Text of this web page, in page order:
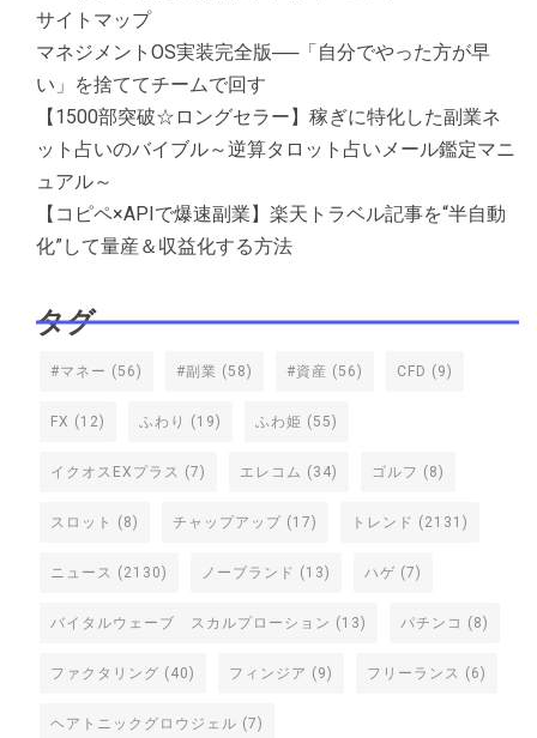
サイトマップ
マネジメントOS実装完全版──「自分でやった方が早
い」を捨ててチームで回す
【1500部突破☆ロングセラー】稼ぎに特化した副業ネ
ット占いのバイブル～逆算タロット占いメール鑑定マニ
ュアル～
【コピペ×APIで爆速副業】楽天トラベル記事を“半自動
化”して量産＆収益化する方法
タグ
#マネー (56) #副業 (58) #資産 (56) CFD (9)
FX (12) ふわり (19) ふわ姫 (55)
イクオスEXプラス (7) エレコム (34) ゴルフ (8)
スロット (8) チャップアップ (17) トレンド (2131)
ニュース (2130) ノーブランド (13) ハゲ (7)
バイタルウェーブ スカルプローション (13) パチンコ (8)
ファクタリング (40) フィンジア (9) フリーランス (6)
ヘアトニックグロウジェル (7)